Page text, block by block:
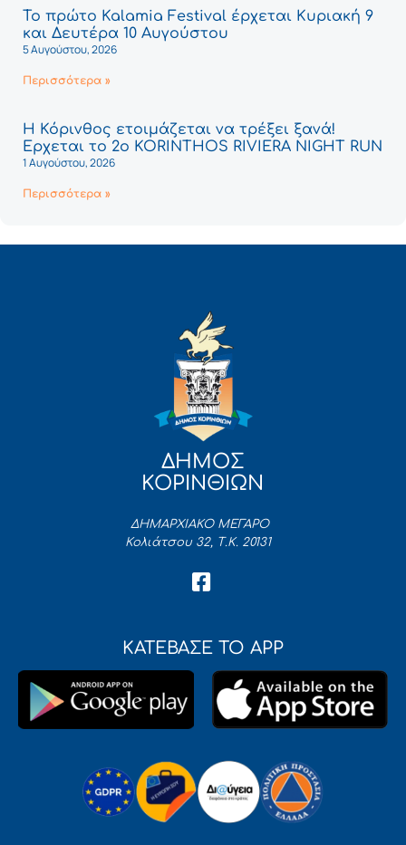
Το πρώτο Kalamia Festival έρχεται Κυριακή 9
και Δευτέρα 10 Αυγούστου
5 Αυγούστου, 2026
Περισσότερα »
Η Κόρινθος ετοιμάζεται να τρέξει ξανά!
Έρχεται το 2ο KORINTHOS RIVIERA NIGHT RUN
1 Αυγούστου, 2026
Περισσότερα »
ΔΗΜΟΣ
ΚΟΡΙΝΘΙΩΝ
ΔΗΜΑΡΧΙΑΚΟ ΜΕΓΑΡΟ
Κολιάτσου 32, Τ.Κ. 20131
ΚΑΤΕΒΑΣΕ ΤΟ APP